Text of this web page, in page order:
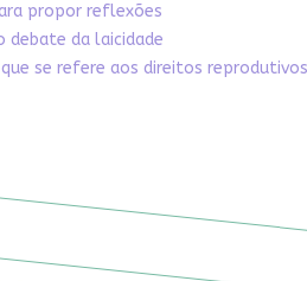
propor reflexões
debate da laicidade
se refere aos direitos